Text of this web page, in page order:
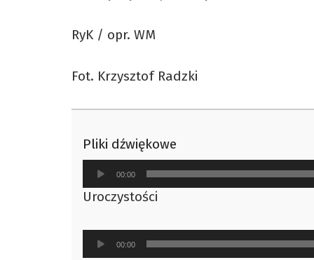
RyK / opr. WM
Fot. Krzysztof Radzki
Pliki dźwiękowe
Odtwarzacz
plików
dźwiękowych
00:00
Uroczystości
Odtwarzacz
plików
00:00